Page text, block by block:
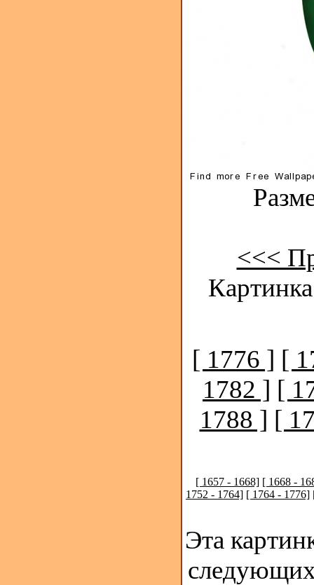
<<<
[ 1776 ] [
1782 ] [
1788 ] [
[ 1657 - 1668] [ 1668 -
1752 - 1764] [ 1764 - 1776]
Эта